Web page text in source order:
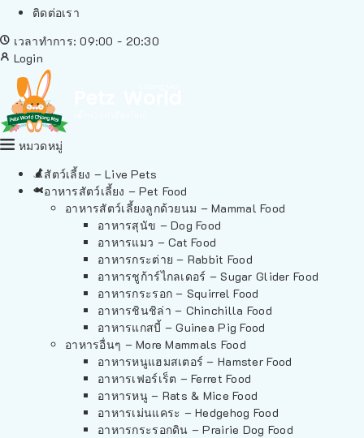
ติดต่อเรา
เวลาทำการ: 09:00 - 20:30
Login
หมวดหมู่
สัตว์เลี้ยง – Live Pets
อาหารสัตว์เลี้ยง – Pet Food
อาหารสัตว์เลี้ยงลูกด้วยนม – Mammal Food
อาหารสุนัข – Dog Food
อาหารแมว – Cat Food
อาหารกระต่าย – Rabbit Food
อาหารชูก้าร์ไกลเดอร์ – Sugar Glider Food
อาหารกระรอก – Squirrel Food
อาหารชินชิล่า – Chinchilla Food
อาหารแกสบี้ – Guinea Pig Food
อาหารอื่นๆ – More Mammals Food
อาหารหนูแฮมสเตอร์ – Hamster Food
อาหารเฟอร์เร็ต – Ferret Food
อาหารหนู – Rats & Mice Food
อาหารเม่นแคระ – Hedgehog Food
อาหารกระรอกดิน – Prairie Dog Food